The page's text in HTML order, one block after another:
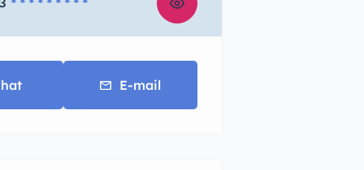
E-mail